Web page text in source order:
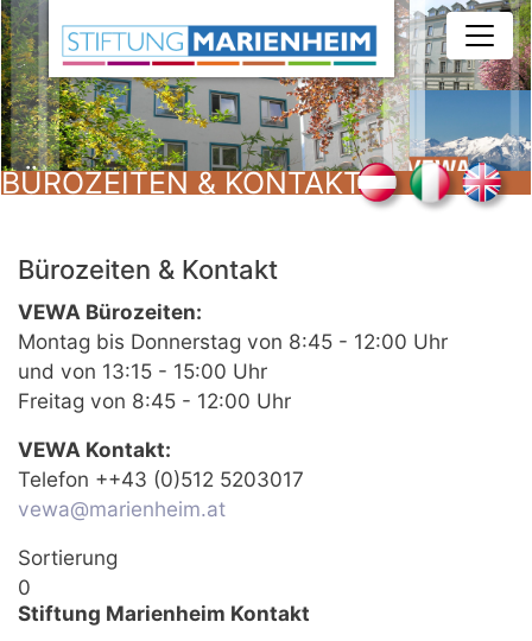
zum
Inhalt
BÜROZEITEN & KONTAKT
Bürozeiten & Kontakt
VEWA Bürozeiten:
Montag bis Donnerstag von 8:45 - 12:00 Uhr
und von 13:15 - 15:00 Uhr
Freitag von 8:45 - 12:00 Uhr
VEWA Kontakt:
Telefon ++43 (0)512 5203017
vewa@marienheim.at
Sortierung
0
Stiftung Marienheim Kontakt